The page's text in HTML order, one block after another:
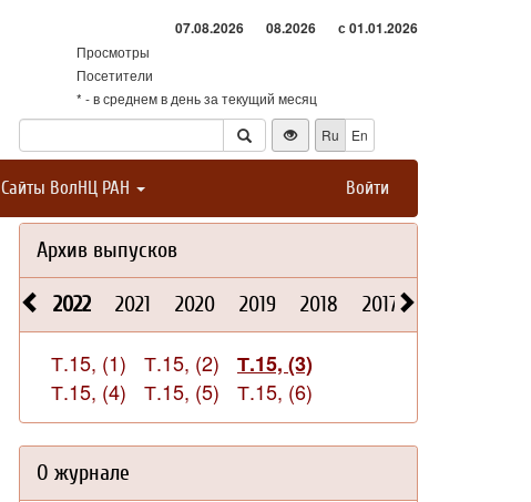
07.08.2026 08.2026 с 01.01.2026
Просмотры
Посетители
* - в среднем в день за текущий месяц
Ru
En
Сайты ВолНЦ РАН Войти
Архив выпусков
2022 2021 2020 2019 2018 2017
Т.15, (1) Т.15, (2)
Т.15, (3)
Т.15, (4)
Т.15, (5) Т.15, (6)
О журнале